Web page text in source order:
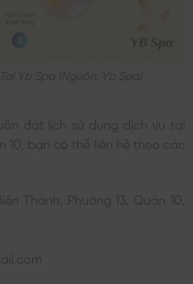
Yb Spa (nguồn: Yb Spa)
đặt lịch sử dụng dịch vụ tại
10, bạn có thể liên hệ theo các
Thành, Phường 13, Quận 10,